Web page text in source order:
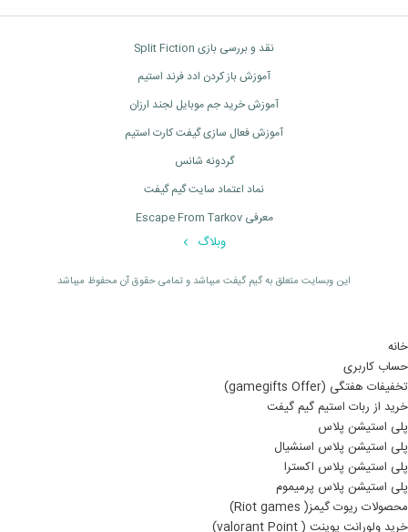
نقد و بررسی بازی Split Fiction
آموزش باز کردن ادد فرند استیم
آموزش خرید جم موبایل لجند ارزان
آموزش فعال سازی گیفت کارت استیم
گردونه شانس
نماد اعتماد سایت گیم گیفت
معرفی Escape From Tarkov
وبلاگ
اين وبسايت متعلق به گیم گیفت ميباشد و تمامی حقوق آن محفوظ ميباشد
خانه
حساب کاربری
تخفیفات هفتگی (gamegifts Offer)
خرید از ربات استیم گیم گیفت
پلی استیشن پلاس
پلی استیشن پلاس اسنشیال
پلی استیشن پلاس اکسترا
پلی استیشن پلاس پرمیموم
محصولات ریوت گیمز( Riot games)
خرید ولورانت پوینت ( valorant Point)